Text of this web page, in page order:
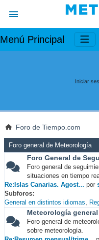
Menú Principal
Iniciar
Foro de Tiempo.com
Foro general de Meteorología
Foro General de
Foro general de
situaciones en tiempo
Re:Islas Canarias. Agost... por
Subforos
General en distintos idiomas
Meteorología general
Foro general de
sobre meteorología.